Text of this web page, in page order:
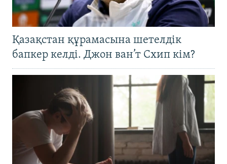
Қазақстан құрамасына шетелдік
бапкер келді. Джон ван’т Схип кім?